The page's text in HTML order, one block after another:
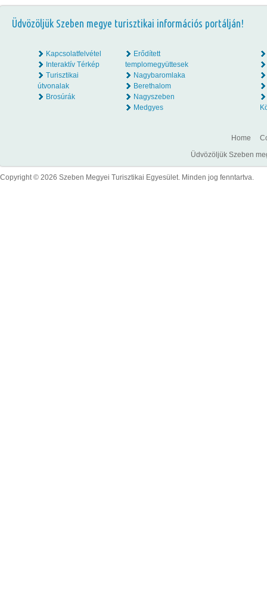
Üdvözöljük Szeben megye turisztikai információs portálján!
Kapcsolatfelvétel
Interaktív Térkép
Turisztikai
útvonalak
Brosúrák
Erődített
templomegyüttesek
Nagybaromlaka
Berethalom
Nagyszeben
Medgyes
Home
Üdvözöljük Szeben
Copyright © 2026 Szeben Megyei Turisztikai Egyesület. Minden jog fenntartva.